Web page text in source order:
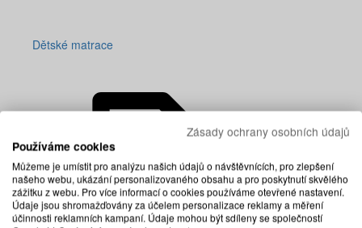
Dětské matrace
Zásady ochrany osobních údajů
Používáme cookies
Můžeme je umístit pro analýzu našich údajů o návštěvnících, pro zlepšení
našeho webu, ukázání personalizovaného obsahu a pro poskytnutí skvělého
zážitku z webu. Pro více informací o cookies používáme otevřené nastavení.
Údaje jsou shromažďovány za účelem personalizace reklamy a měření
účinnosti reklamních kampaní. Údaje mohou být sdíleny se společností